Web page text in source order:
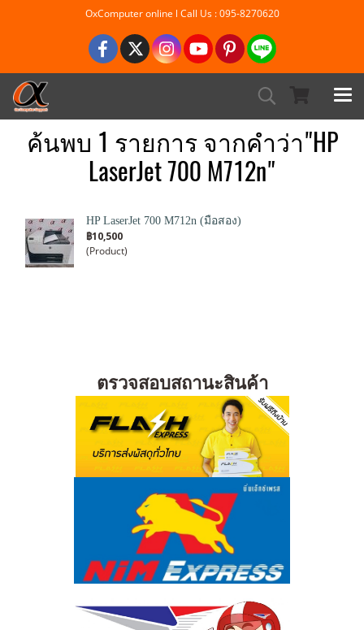
OxComputer online l Call Us : 095-8270620
ค้นพบ 1 รายการ จากคำว่า"HP
LaserJet 700 M712n"
HP LaserJet 700 M712n (มือสอง)
฿10,500
(Product)
ตรวจสอบสถานะสินค้า